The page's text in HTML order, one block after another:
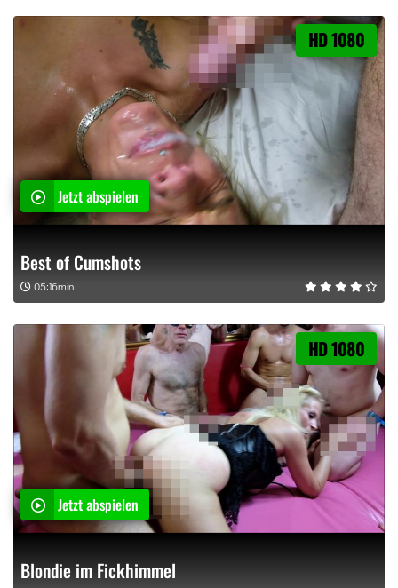
HD 1080
Jetzt abspielen
Best of Cumshots
05:16min
HD 1080
Jetzt abspielen
Blondie im Fickhimmel